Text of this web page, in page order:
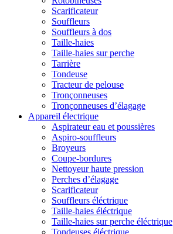
Scarificateur
Souffleurs
Souffleurs à dos
Taille-haies
Taille-haies sur perche
Tarrière
Tondeuse
Tracteur de pelouse
Tronçonneuses
Tronçonneuses d’élagage
Appareil électrique
Aspirateur eau et poussières
Aspiro-souffleurs
Broyeurs
Coupe-bordures
Nettoyeur haute pression
Perches d’élagage
Scarificateur
Souffleurs éléctrique
Taille-haies éléctrique
Taille-haies sur perche éléctrique
Tondeuses éléctrique